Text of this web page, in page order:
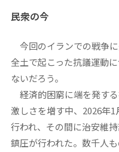
民衆の今
今回のイランでの戦争
全土で起こった抗議運動
ないだろう。
経済的困窮に端を発す
激しさを増す中、2026年
行われ、その間に治安維
鎮圧が行われた。数千人